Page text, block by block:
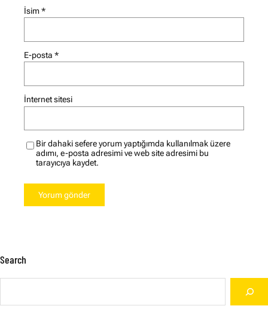
İsim*
E-posta *
İnternet sitesi
Bir dahaki sefere yorum yaptığımda kullanılmak üzere
adımı, e-posta adresimi ve web site adresimi bu
tarayıcıya kaydet.
Search